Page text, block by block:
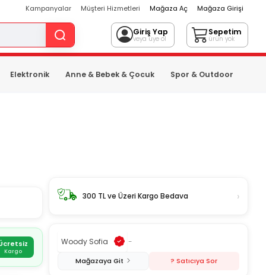
Kampanyalar Müşteri Hizmetleri Mağaza Aç Mağaza Girişi
Giriş Yap
veya üye ol
Sepetim
ürün yok
Elektronik Anne & Bebek & Çocuk Spor & Outdoor
Kargo
300 TL ve Üzeri Kargo Bedava ›
Woody Sofia -
Mağazaya Git ? Satıcıya Sor